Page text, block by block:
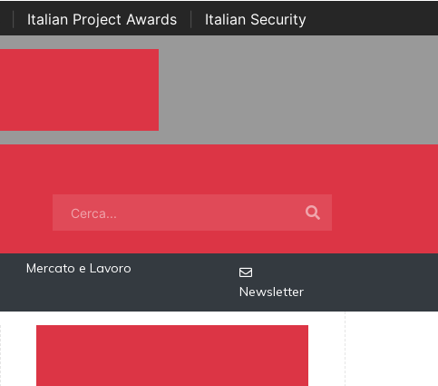
Italian Project Awards
Italian Security
Mercato e Lavoro
Newsletter